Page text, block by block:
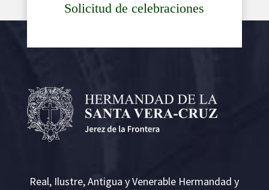
Solicitud de celebraciones
Real, Ilustre, Antigua y Venerable Hermandad y